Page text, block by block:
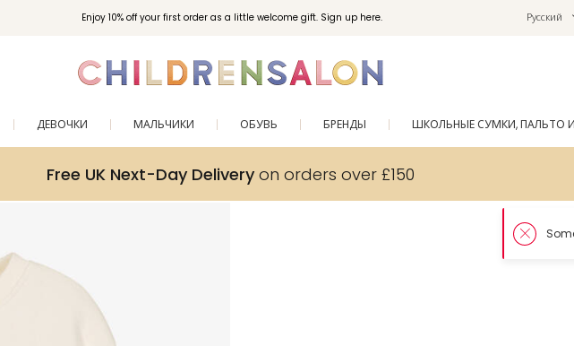
Enjoy 10% off your first order as a little welcome gift. Sign up here. Русский
ДЕВОЧКИ МАЛЬЧИКИ ОБУВЬ БРЕНДЫ ШКОЛЬНЫЕ СУМКИ, ПАЛЬТО И
Free UK Next-Day Deliveryon orders over £150